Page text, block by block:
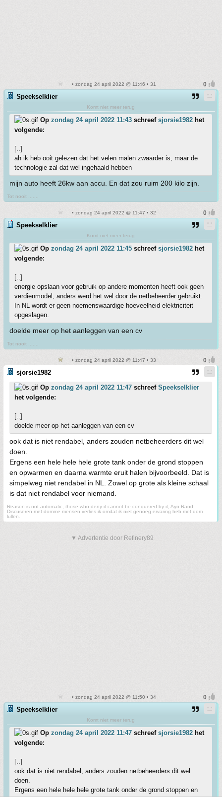
• zondag 24 april 2022 @ 11:46 • 31
Speekselklier
Komt niet meer terug
Op zondag 24 april 2022 11:43 schreef sjorsie1982 het
volgende:
[..]
ah ik heb ooit gelezen dat het velen malen zwaarder is, maar de
technologie zal dat wel ingehaald hebben
mijn auto heeft 26kw aan accu. En dat zou ruim 200 kilo zijn.
Tot nooit .......
• zondag 24 april 2022 @ 11:47 • 32
Speekselklier
Komt niet meer terug
Op zondag 24 april 2022 11:45 schreef sjorsie1982 het
volgende:
[..]
energie opslaan voor gebruik op andere momenten heeft ook geen
verdienmodel, anders werd het wel door de netbeheerder gebruikt.
In NL wordt er geen noemenswaardige hoeveelheid elektriciteit
opgeslagen.
doelde meer op het aanleggen van een cv
Tot nooit .......
• zondag 24 april 2022 @ 11:47 • 33
sjorsie1982
Op zondag 24 april 2022 11:47 schreef Speekselklier
het volgende:
[..]
doelde meer op het aanleggen van een cv
ook dat is niet rendabel, anders zouden netbeheerders dit wel
doen.
Ergens een hele hele hele grote tank onder de grond stoppen
en opwarmen en daarna warmte eruit halen bijvoorbeeld. Dat is
simpelweg niet rendabel in NL. Zowel op grote als kleine schaal
is dat niet rendabel voor niemand.
Reason is not automatic, those who deny it cannot be conquered by it, Ayn Rand
Discuseren met domme mensen verlies ik omdat ik niet genoeg ervaring heb met dom
lullen.
▼ Advertentie door Refinery89
• zondag 24 april 2022 @ 11:50 • 34
Speekselklier
Komt niet meer terug
Op zondag 24 april 2022 11:47 schreef sjorsie1982 het
volgende:
[..]
ook dat is niet rendabel, anders zouden netbeheerders dit wel
doen.
Ergens een hele hele hele grote tank onder de grond stoppen en
opwarmen en daarna warmte eruit halen bijvoorbeeld. Dat is